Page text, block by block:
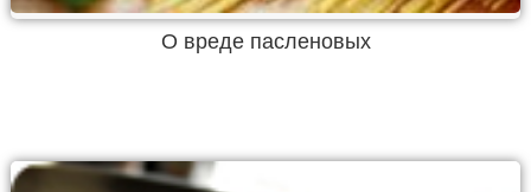
О вреде пасленовых